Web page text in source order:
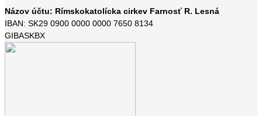
Názov účtu: Rímskokatolícka cirkev Farnosť R. Lesná
IBAN: SK29 0900 0000 0000 7650 8134
GIBASKBX